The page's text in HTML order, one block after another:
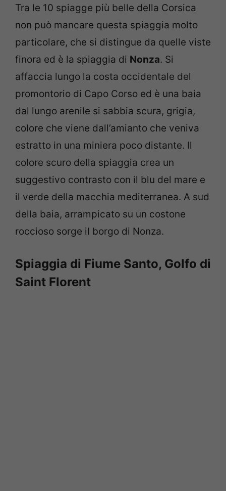
Tra le 10 spiagge più belle della Corsica
non può mancare questa spiaggia molto
particolare, che si distingue da quelle viste
finora ed è la spiaggia di Nonza. Si
affaccia lungo la costa occidentale del
promontorio di Capo Corso ed è una baia
dal lungo arenile si sabbia scura, grigia,
colore che viene dall’amianto che veniva
estratto in una miniera poco distante. Il
colore scuro della spiaggia crea un
suggestivo contrasto con il blu del mare e
il verde della macchia mediterranea. A sud
della baia, arrampicato su un costone
roccioso sorge il borgo di Nonza.
Spiaggia di Fiume Santo, Golfo di
Saint Florent